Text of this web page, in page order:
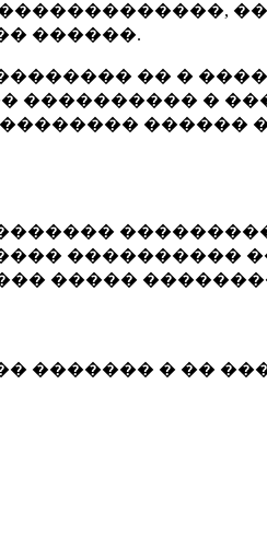
������.
�� �
���������� �
������
����������
�����
������� � ��